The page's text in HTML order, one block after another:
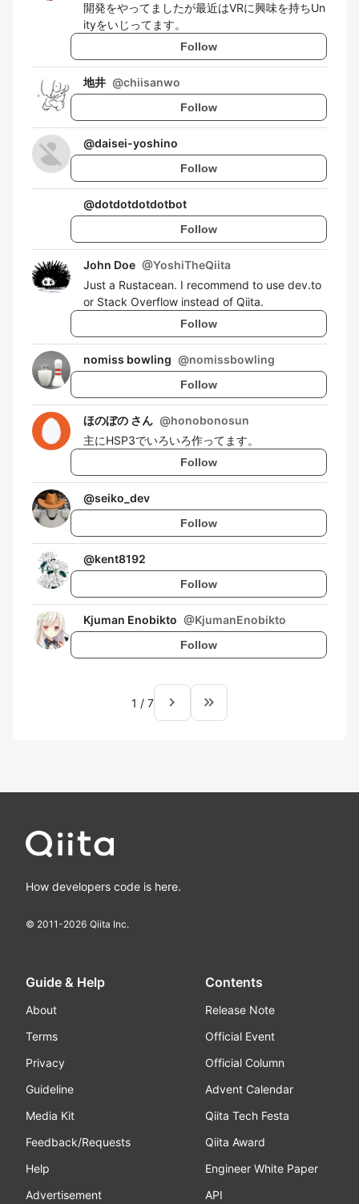
開発をやってましたが最近はVRに興味を持ちUn
ityをいじってます。
Follow
地井 @chiisanwo
Follow
@daisei-yoshino
Follow
@dotdotdotdotbot
Follow
John Doe @YoshiTheQiita
Just a Rustacean. I recommend to use dev.to
or Stack Overflow instead of Qiita.
Follow
nomiss bowling @nomissbowling
Follow
ほのぼの さん @honobonosun
主にHSP3でいろいろ作ってます。
Follow
@seiko_dev
Follow
@kent8192
Follow
Kjuman Enobikto @KjumanEnobikto
Follow
1 / 7 navigate_next keyboard_double_arrow_right
How developers code is here.
© 2011-2026 Qiita Inc.
Guide & Help
About
Terms
Privacy
Guideline
Media Kit
Feedback/Requests
Help
Advertisement
Contents
Release Note
Official Event
Official Column
Advent Calendar
Qiita Tech Festa
Qiita Award
Engineer White Paper
API